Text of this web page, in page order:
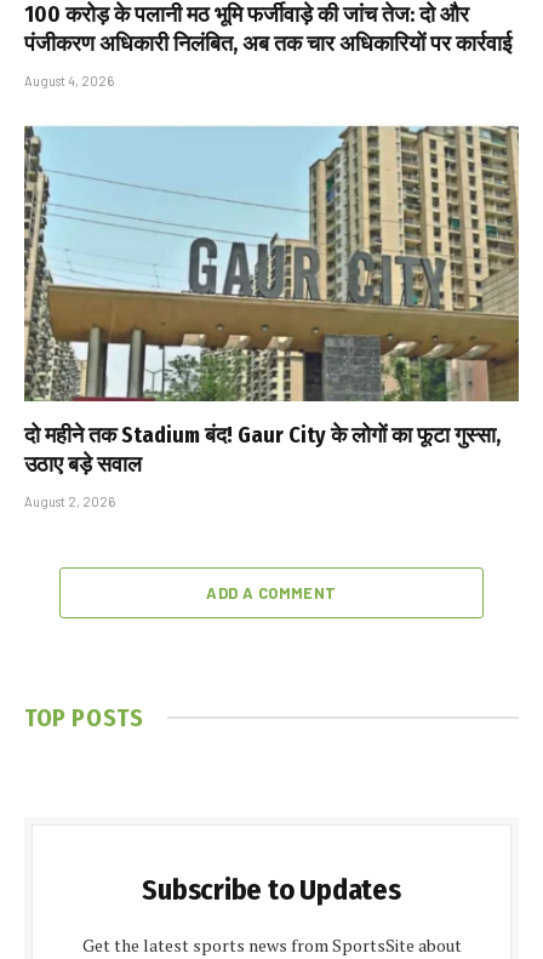
₹100 करोड़ के पलानी मठ भूमि फर्जीवाड़े की जांच तेज: दो और
पंजीकरण अधिकारी निलंबित, अब तक चार अधिकारियों पर कार्रवाई
August 4, 2026
दो महीने तक Stadium बंद! Gaur City के लोगों का फूटा गुस्सा,
उठाए बड़े सवाल
August 2, 2026
ADD A COMMENT
TOP POSTS
Subscribe to Updates
Get the latest sports news from SportsSite about